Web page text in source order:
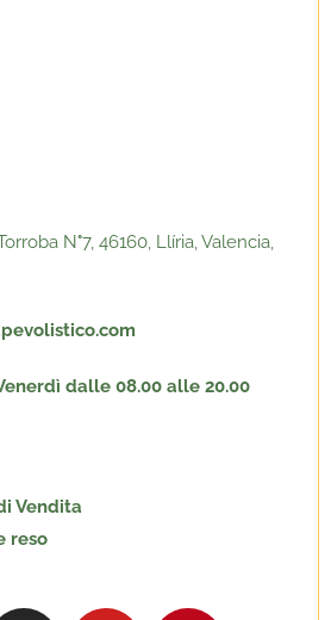
N°7, 46160, Llíria, Valencia,
dalle 08.00 alle 20.00
Vendita
reso